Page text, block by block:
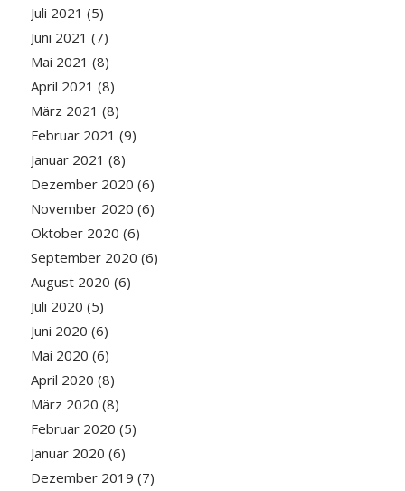
Juli 2021 (5)
Juni 2021 (7)
Mai 2021 (8)
April 2021 (8)
März 2021 (8)
Februar 2021 (9)
Januar 2021 (8)
Dezember 2020 (6)
November 2020 (6)
Oktober 2020 (6)
September 2020 (6)
August 2020 (6)
Juli 2020 (5)
Juni 2020 (6)
Mai 2020 (6)
April 2020 (8)
März 2020 (8)
Februar 2020 (5)
Januar 2020 (6)
Dezember 2019 (7)